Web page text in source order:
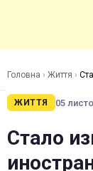
Головна › Життя ›
ЖИТТЯ 05
Стало